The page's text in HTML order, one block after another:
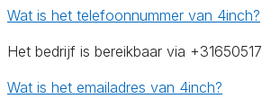
Wat is het telefoonnummer van 4inch?
Het bedrijf is bereikbaar via
Wat is het emailadres van 4inch?